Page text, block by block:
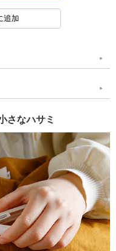
さなハサミ